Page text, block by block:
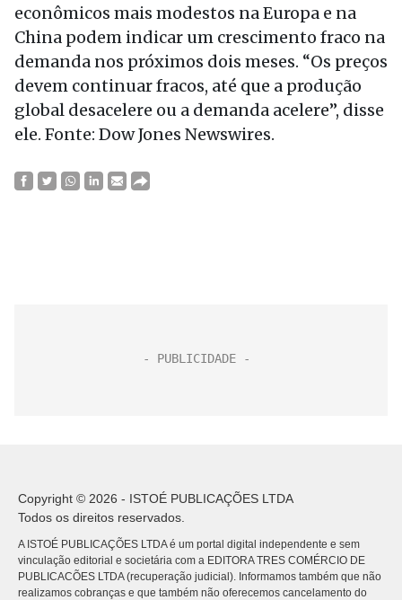
econômicos mais modestos na Europa e na
China podem indicar um crescimento fraco na
demanda nos próximos dois meses. “Os preços
devem continuar fracos, até que a produção
global desacelere ou a demanda acelere”, disse
ele. Fonte: Dow Jones Newswires.
Copyright © 2026 - ISTOÉ PUBLICAÇÕES LTDA
Todos os direitos reservados.
A ISTOÉ PUBLICAÇÕES LTDA é um portal digital independente e sem
vinculação editorial e societária com a EDITORA TRES COMÉRCIO DE
PUBLICACÕES LTDA (recuperação judicial). Informamos também que não
realizamos cobranças e que também não oferecemos cancelamento do